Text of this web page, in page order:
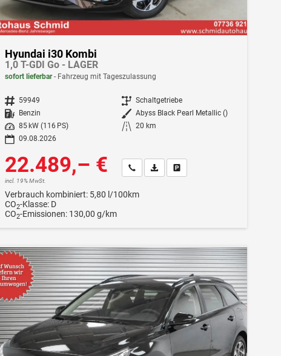
Hyundai i30 Kombi
1,0 T-GDI Go - LAGER
sofort lieferbar Fahrzeug mit Tageszulassung
Fahrzeugnr. 59949 Getriebe Schaltgetriebe
Kraftstoff
Benzin Außenfarbe Abyss Black Pearl Metallic ()
Leistung
85 kW (116 PS) Kilometerstand 20 km
09.08.2026
22.489,– €
incl. 19% MwSt.
Wir rufen Sie an
Fahrzeugexposé (PDF)
Fahrzeug parken
Verbrauch kombiniert: 5,80 l/100km
CO2-Klasse: D
CO2-Emissionen: 130,00 g/km